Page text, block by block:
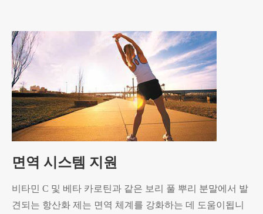
면역 시스템 지원
비타민 C 및 베타 카로틴과 같은 보리 풀 뿌리 분말에서 발
견되는 항산화 제는 면역 체계를 강화하는 데 도움이됩니